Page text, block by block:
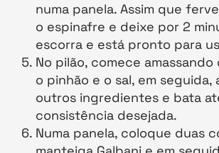
numa panela. Assim que
o espinafre e deixe por 2
escorra e está pronto para
No pilão, comece amassando
o pinhão e o sal, em seguida,
outros ingredientes e bata
consistência desejada.
Numa panela, coloque duas